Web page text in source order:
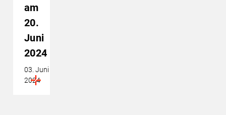
am
20.
Juni
2024
03. Juni
2024